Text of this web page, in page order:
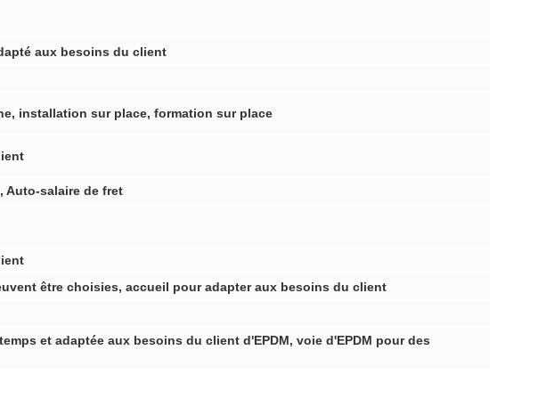
aux besoins du client
installation sur place, formation sur place
Auto-salaire de fret
être choisies, accueil pour adapter aux besoins du client
et adaptée aux besoins du client d'EPDM, voie d'EPDM pour des